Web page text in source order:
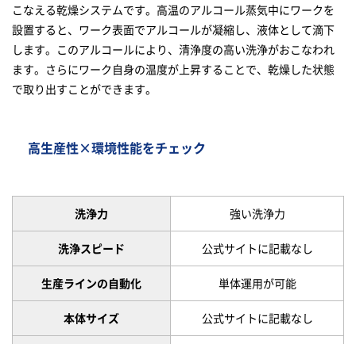
こなえる乾燥システムです。高温のアルコール蒸気中にワークを
設置すると、ワーク表面でアルコールが凝縮し、液体として滴下
します。このアルコールにより、清浄度の高い洗浄がおこなわれ
ます。さらにワーク自身の温度が上昇することで、乾燥した状態
で取り出すことができます。
高生産性×環境性能をチェック
洗浄力 強い洗浄力
洗浄スピード 公式サイトに記載なし
生産ラインの自動化 単体運用が可能
本体サイズ 公式サイトに記載なし